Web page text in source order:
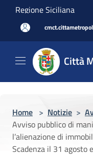
Salta al contenuto principale
Regione Siciliana
Città
Home > Notizie >
Avviso pubblico di
l’alienazione di
Scadenza il 31 agosto